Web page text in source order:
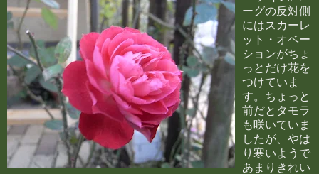
ーグの反対側
にはスカーレ
ット・オベー
ションがちょ
っとだけ花を
つけていま
す。ちょっと
前だとタモラ
も咲いていま
したが、やは
り寒いようで
あまりきれい